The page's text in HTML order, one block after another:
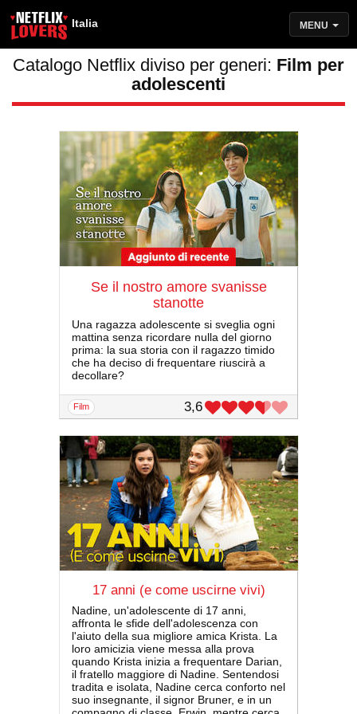
Italia MENU
Catalogo Netflix diviso per generi: Film per
adolescenti
Se il nostro amore svanisse
stanotte
Una ragazza adolescente si sveglia ogni
mattina senza ricordare nulla del giorno
prima: la sua storia con il ragazzo timido
che ha deciso di frequentare riuscirà a
decollare?
film 3,6
17 anni (e come uscirne vivi)
Nadine, un'adolescente di 17 anni,
affronta le sfide dell'adolescenza con
l'aiuto della sua migliore amica Krista. La
loro amicizia viene messa alla prova
quando Krista inizia a frequentare Darian,
il fratello maggiore di Nadine. Sentendosi
tradita e isolata, Nadine cerca conforto nel
suo insegnante, il signor Bruner, e in un